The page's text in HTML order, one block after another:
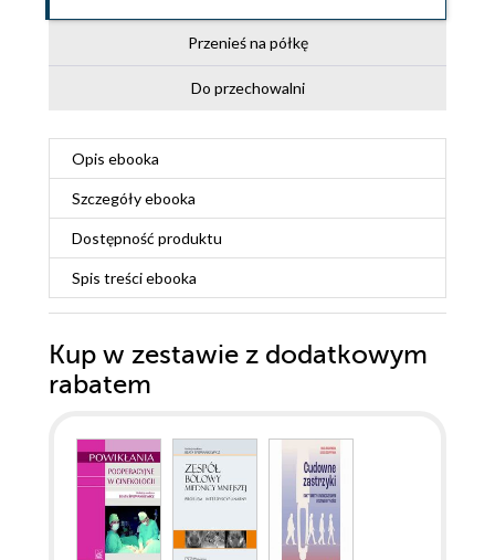
Przenieś na półkę
Do przechowalni
Opis ebooka
Szczegółyebooka
Dostępność produktu
Spis treściebooka
Kup w zestawie z dodatkowym
rabatem